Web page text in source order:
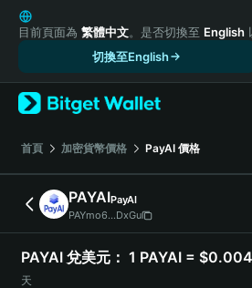
English
日本語
Русский
Español (Latinoamérica)
Türkçe
Italiano
Deutsch
简体中文
繁體中文
Português (Portugal)
Bahasa Indonesia
目前頁面為 繁體中文。是否切換至 English
切換至English
首頁 加密貨幣價格 PayAI 價格
PAYAIPayAI
PAYmo6...DxGu
PAYAI 兌美元： 1 PAYAI =
天